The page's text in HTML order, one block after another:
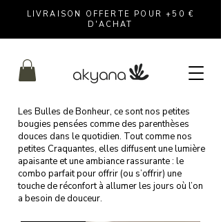
LIVRAISON OFFERTE POUR +50 €
D'ACHAT
Les Bulles de Bonheur, ce sont nos petites
bougies pensées comme des parenthèses
douces dans le quotidien. Tout comme nos
petites Craquantes, elles diffusent une lumière
apaisante et une ambiance rassurante : le
combo parfait pour offrir (ou s’offrir) une
touche de réconfort à allumer les jours où l’on
a besoin de douceur.